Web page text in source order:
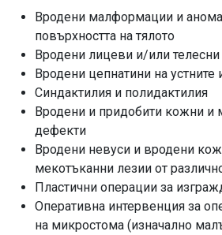
Вродени малформации и
повърхността на тялото
Вродени лицеви и/или
Вродени цепнатини на устните
Синдактилия и полидактилия
Вродени и придобити кожни и
дефекти
Вродени невуси и вродени
мекотъканни лезии от
Пластични операции за
Оперативна интервенция за
на микростома (изначално